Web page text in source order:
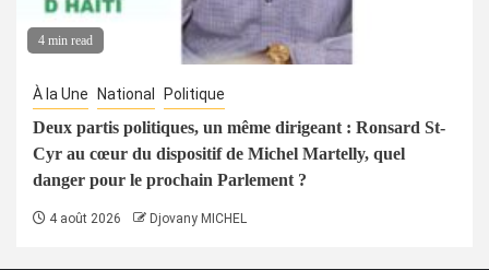
4 min read
À la Une National Politique
Deux partis politiques, un même dirigeant : Ronsard St-
Cyr au cœur du dispositif de Michel Martelly, quel
danger pour le prochain Parlement ?
4 août 2026 Djovany MICHEL